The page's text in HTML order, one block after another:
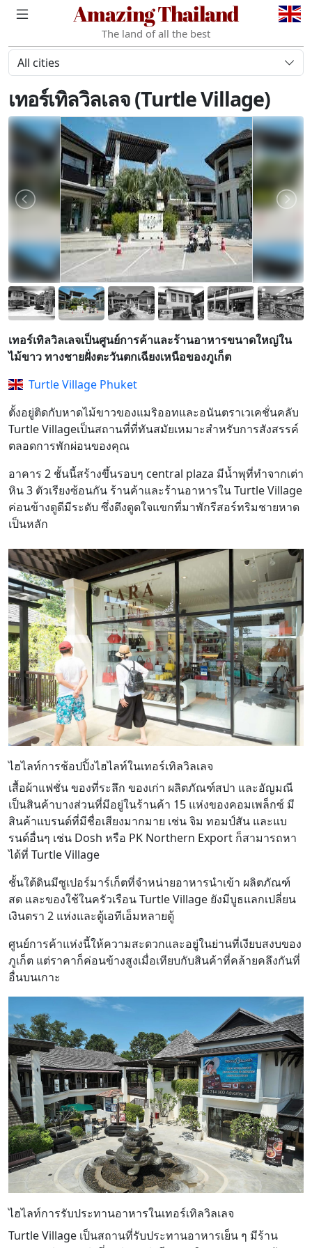
Amazing Thailand
The land of all the best
All cities
เทอร์เทิลวิลเลจ (Turtle Village)
เทอร์เทิลวิลเลจเป็นศูนย์การค้าและร้านอาหารขนาดใหญ่ใน
ไม้ขาว ทางชายฝั่งตะวันตกเฉียงเหนือของภูเก็ต
Turtle Village Phuket
ตั้งอยู่ติดกับหาดไม้ขาวของแมริออทและอนันตราเวเคชั่นคลับ
Turtle Villageเป็นสถานที่ที่ทันสมัยเหมาะสำหรับการสังสรรค์
ตลอดการพักผ่อนของคุณ
อาคาร 2 ชั้นนี้สร้างขึ้นรอบๆ central plaza มีน้ำพุที่ทำจากเต่า
หิน 3 ตัวเรียงซ้อนกัน ร้านค้าและร้านอาหารใน Turtle Village
ค่อนข้างดูดีมีระดับ ซึ่งดึงดูดใจแขกที่มาพักรีสอร์ทริมชายหาด
เป็นหลัก
ไฮไลท์การช้อปปิ้งไฮไลท์ในเทอร์เทิลวิลเลจ
เสื้อผ้าแฟชั่น ของที่ระลึก ของเก่า ผลิตภัณฑ์สปา และอัญมณี
เป็นสินค้าบางส่วนที่มีอยู่ในร้านค้า 15 แห่งของคอมเพล็กซ์ มี
สินค้าแบรนด์ที่มีชื่อเสียงมากมาย เช่น จิม ทอมป์สัน และแบ
รนด์อื่นๆ เช่น Dosh หรือ PK Northern Export ก็สามารถหา
ได้ที่ Turtle Village
ชั้นใต้ดินมีซูเปอร์มาร์เก็ตที่จำหน่ายอาหารนำเข้า ผลิตภัณฑ์
สด และของใช้ในครัวเรือน Turtle Village ยังมีบูธแลกเปลี่ยน
เงินตรา 2 แห่งและตู้เอทีเอ็มหลายตู้
ศูนย์การค้าแห่งนี้ให้ความสะดวกและอยู่ในย่านที่เงียบสงบของ
ภูเก็ต แต่ราคาก็ค่อนข้างสูงเมื่อเทียบกับสินค้าที่คล้ายคลึงกันที่
อื่นบนเกาะ
ไฮไลท์การรับประทานอาหารในเทอร์เทิลวิลเลจ
Turtle Village เป็นสถานที่รับประทานอาหารเย็น ๆ มีร้าน